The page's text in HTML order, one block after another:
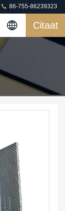
86-755-86239323
Citaat